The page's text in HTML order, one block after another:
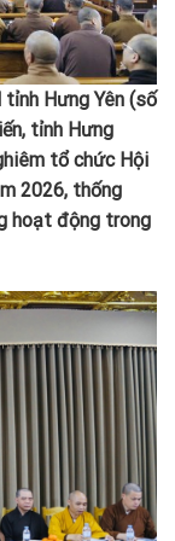
Hưng Yên (số
tỉnh Hưng
tổ chức Hội
2026, thống
hoạt động trong